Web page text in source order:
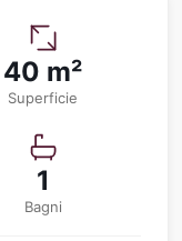
40 m²
Superficie
1
Bagni